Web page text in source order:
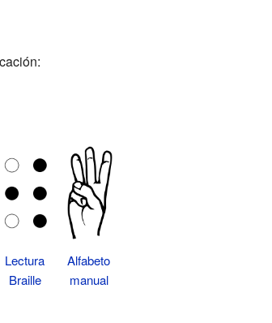
Lectura
Braille
Alfabeto
manual